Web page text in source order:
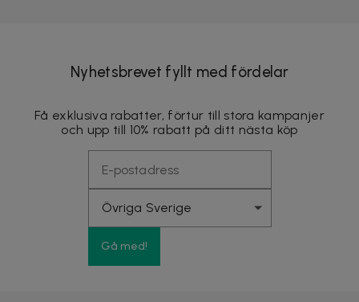
Nyhetsbrevet fyllt med fördelar
Få exklusiva rabatter, förtur till stora kampanjer
och upp till 10% rabatt på ditt nästa köp
Gå med!